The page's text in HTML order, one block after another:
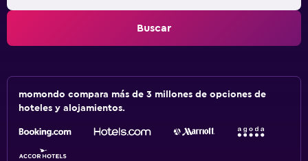
Buscar
momondo compara más de 3 millones de opciones de
hoteles y alojamientos.